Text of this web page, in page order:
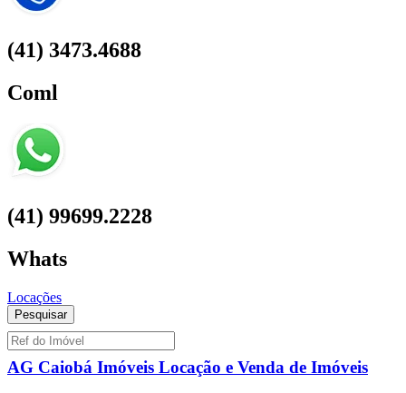
(41) 3473.4688
Coml
(41) 99699.2228
Whats
Locações
Vendas
Pesquisar
AG Caiobá Imóveis Locação e Venda de Imóveis